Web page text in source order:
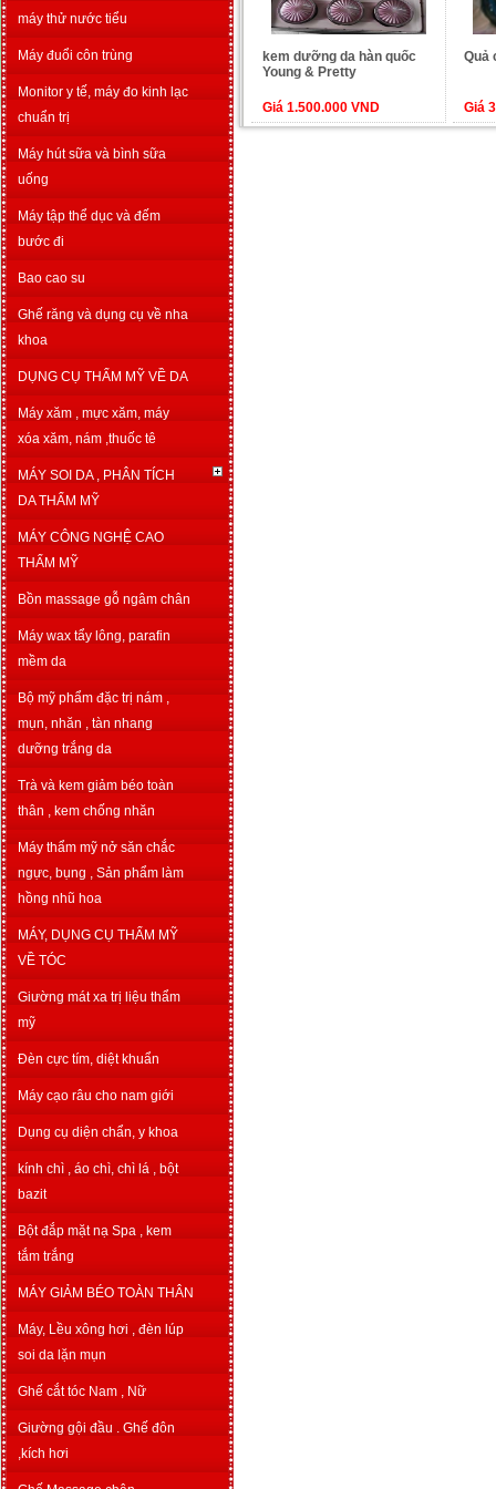
máy thử nước tiểu
Máy đuổi côn trùng
Monitor y tế, máy đo kinh lạc
chuẩn trị
Máy hút sữa và bình sữa
uống
Máy tập thể dục và đếm
bước đi
Bao cao su
Ghế răng và dụng cụ về nha
khoa
DỤNG CỤ THẨM MỸ VỀ DA
Máy xăm , mực xăm, máy
xóa xăm, nám ,thuốc tê
MÁY SOI DA , PHÂN TÍCH
DA THẨM MỸ
MÁY CÔNG NGHỆ CAO
THẨM MỸ
Bồn massage gỗ ngâm chân
Máy wax tẩy lông, parafin
mềm da
Bộ mỹ phẩm đặc trị nám ,
mụn, nhăn , tàn nhang
dưỡng trắng da
Trà và kem giảm béo toàn
thân , kem chống nhăn
Máy thẩm mỹ nở săn chắc
ngực, bụng , Sản phẩm làm
hồng nhũ hoa
MÁY, DỤNG CỤ THẨM MỸ
VỀ TÓC
Giường mát xa trị liệu thẩm
mỹ
Đèn cực tím, diệt khuẩn
Máy cạo râu cho nam giới
Dụng cụ diện chẩn, y khoa
kính chì , áo chì, chì lá , bột
bazit
Bột đắp mặt nạ Spa , kem
tắm trắng
MÁY GIẢM BÉO TOÀN THÂN
Máy, Lều xông hơi , đèn lúp
soi da lặn mụn
Ghế cắt tóc Nam , Nữ
Giường gội đầu . Ghế đôn
,kích hơi
kem dưỡng da hàn quốc
Young & Pretty
Giá 1.500.000 VND
Quả
Giá